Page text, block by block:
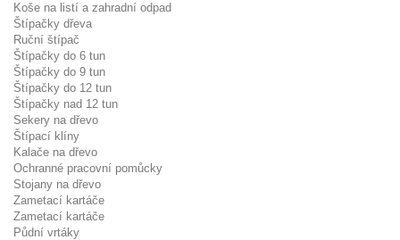
Koše na listí a zahradní odpad
Štípačky dřeva
Ruční štípač
Štípačky do 6 tun
Štípačky do 9 tun
Štípačky do 12 tun
Štípačky nad 12 tun
Sekery na dřevo
Štípací klíny
Kalače na dřevo
Ochranné pracovní pomůcky
Stojany na dřevo
Zametací kartáče
Zametací kartáče
Půdní vrtáky